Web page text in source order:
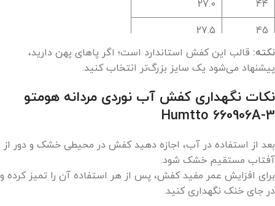
44
27.0
45
27.5
46
28.0 نکته: قالب این کفش استاندارد است؛ اگر پاهای پهن دارید،
پیشنهاد می‌شود یک سایز بزرگ‌تر انتخاب کنید.
نکات نگهداری کفش آب نوردی مردانه هومتو
Humtto 660906A-3
بعد از استفاده در آب، اجازه دهید کفش در محیطی خشک و دور از
آفتاب مستقیم خشک شود.
برای افزایش عمر مفید کفش، پس از هر استفاده آن را تمیز کرده و
در جای خنک نگهداری کنید.